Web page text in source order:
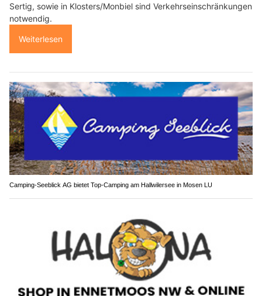
Sertig, sowie in Klosters/Monbiel sind Verkehrseinschränkungen
notwendig.
Weiterlesen
Camping-Seeblick AG bietet Top-Camping am Hallwilersee in Mosen LU